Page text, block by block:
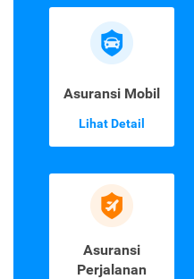
Asuransi Mobil
Lihat Detail
Asuransi
Perjalanan